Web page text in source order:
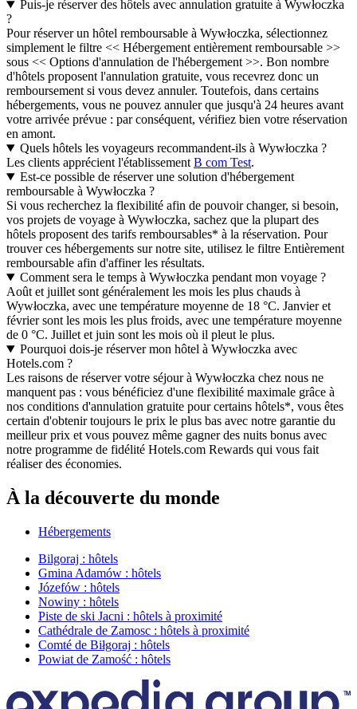
Puis-je réserver des hôtels avec annulation gratuite à Wywłoczka
?
Pour réserver un hôtel remboursable à Wywłoczka, sélectionnez
simplement le filtre << Hébergement entièrement remboursable >>
sous << Options d'annulation de l'hébergement >>. Bon nombre
d'hôtels proposent l'annulation gratuite, vous recevrez donc un
remboursement si vous devez annuler. Toutefois, dans certains
hébergements, vous ne pouvez annuler que jusqu'à 24 heures avant
votre arrivée prévue : par conséquent, vérifiez bien votre réservation
en amont.
Quels hôtels les voyageurs recommandent-ils à Wywłoczka ?
Les clients apprécient l'établissement B com Test.
Est-ce possible de réserver une solution d'hébergement
remboursable à Wywłoczka ?
Si vous recherchez la flexibilité afin de pouvoir changer, si besoin,
vos projets de voyage à Wywłoczka, sachez que la plupart des
hôtels proposent des tarifs remboursables* à la réservation. Pour
trouver ces hébergements sur notre site, utilisez le filtre Entièrement
remboursable afin d'affiner les résultats.
Comment sera le temps à Wywłoczka pendant mon voyage ?
Août et juillet sont généralement les mois les plus chauds à
Wywłoczka, avec une température moyenne de 18 °C. Janvier et
février sont les mois les plus froids, avec une température moyenne
de 0 °C. Juillet et juin sont les mois où il pleut le plus.
Pourquoi dois-je réserver mon hôtel à Wywłoczka avec
Hotels.com ?
Les raisons de réserver votre séjour à Wywłoczka chez nous ne
manquent pas : vous bénéficiez d'une flexibilité maximale grâce à
nos conditions d'annulation gratuite pour certains hôtels*, vous êtes
certain d'obtenir toujours le prix le plus bas avec notre garantie du
meilleur prix et vous pouvez même gagner des nuits bonus avec
notre programme de fidélité Hotels.com Rewards qui vous fait
réaliser des économies.
À la découverte du monde
Hébergements
Bilgoraj : hôtels
Gmina Adamów : hôtels
Józefów : hôtels
Nowiny : hôtels
Piste de ski Jacni : hôtels à proximité
Cathédrale de Zamosc : hôtels à proximité
Comté de Biłgoraj : hôtels
Powiat de Zamość : hôtels